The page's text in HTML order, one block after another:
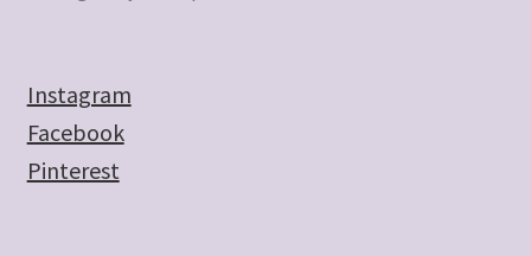
Instagram
Facebook
Pinterest